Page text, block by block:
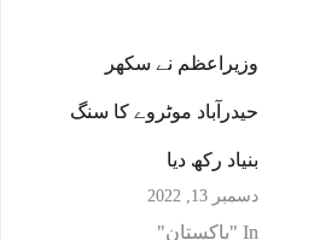
وزیراعظم نے سکھر
حیدرآباد موٹروے کا سنگ
بنیاد رکھ دیا
دسمبر 13, 2022
In "پاکستان"